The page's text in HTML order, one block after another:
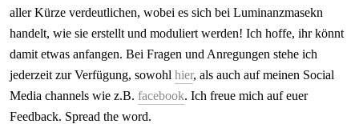
aller Kürze verdeutlichen, wobei es sich bei Luminanzmasekn
handelt, wie sie erstellt und moduliert werden! Ich hoffe, ihr könnt
damit etwas anfangen. Bei Fragen und Anregungen stehe ich
jederzeit zur Verfügung, sowohl hier, als auch auf meinen Social
Media channels wie z.B. facebook. Ich freue mich auf euer
Feedback. Spread the word.